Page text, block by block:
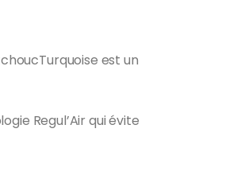
est un
Regul’Air qui évite